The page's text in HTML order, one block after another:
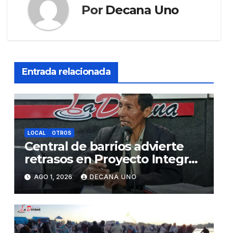
Por Decana Uno
Entrada relacionada
LOCAL OTROS
Central de barrios advierte
retrasos en Proyecto Integral
de Agua y Alcantarillado para
Juliaca
AGO 1, 2026 DECANA UNO